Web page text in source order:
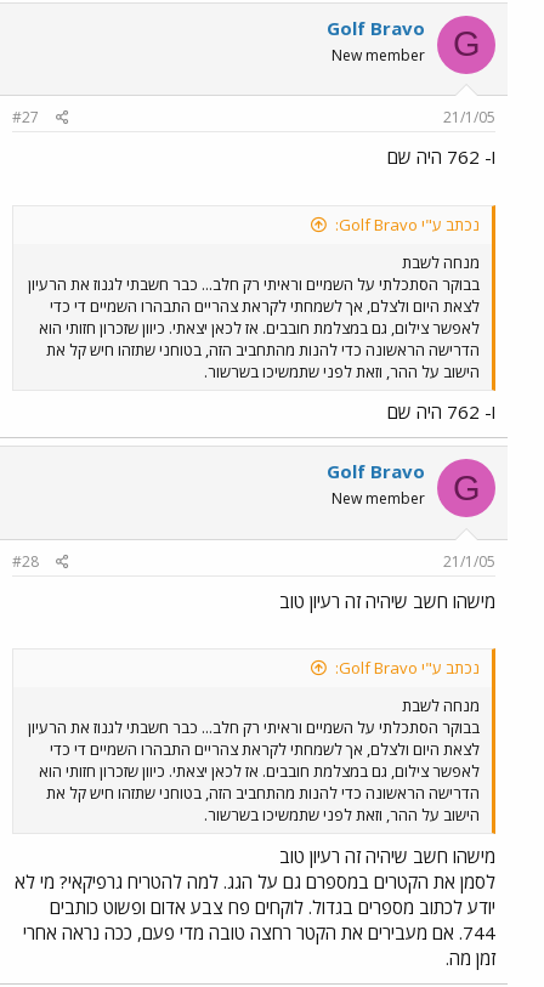
G
Golf Bravo
New member
21/1/05
#27
ו- 762 היה שם
נכתב ע"י Golf Bravo:
מנחה לשבת
בבוקר הסתכלתי על השמיים וראיתי רק חלב... כבר חשבתי לגנוז את הרעיון
לצאת היום ולצלם, אך לשמחתי לקראת צהריים התבהרו השמיים די כדי
לאפשר צילום, גם במצלמת חובבים. אז לכאן יצאתי. כיוון שזכרון חזותי הוא
הדרישה הראשונה כדי להנות מהתחביב הזה, בטוחני שתזהו חיש קל את
הישוב על ההר, וזאת לפני שתמשיכו בשרשור.
ו- 762 היה שם
G
Golf Bravo
New member
21/1/05
#28
מישהו חשב שיהיה זה רעיון טוב
נכתב ע"י Golf Bravo:
מנחה לשבת
בבוקר הסתכלתי על השמיים וראיתי רק חלב... כבר חשבתי לגנוז את הרעיון
לצאת היום ולצלם, אך לשמחתי לקראת צהריים התבהרו השמיים די כדי
לאפשר צילום, גם במצלמת חובבים. אז לכאן יצאתי. כיוון שזכרון חזותי הוא
הדרישה הראשונה כדי להנות מהתחביב הזה, בטוחני שתזהו חיש קל את
הישוב על ההר, וזאת לפני שתמשיכו בשרשור.
מישהו חשב שיהיה זה רעיון טוב
לסמן את הקטרים במספרם גם על הגג. למה להטריח גרפיקאי? מי לא
יודע לכתוב מספרים בגדול. לוקחים פח צבע אדום ופשוט כותבים
744. אם מעבירים את הקטר רחצה טובה מדי פעם, ככה נראה אחרי
זמן מה.